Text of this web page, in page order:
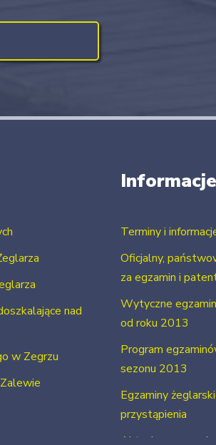
nad
w Zegrzu
Informacje
Terminy i
Oficjalny,
za egzamin i
Wytyczne
od roku 2013
Program
sezonu 2013
Egzaminy
przystąpienia
Aktualne